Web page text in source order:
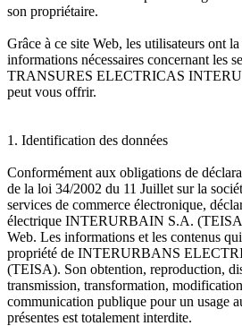
son propriétaire.
Grâce à ce site Web, les utilisateurs ont
informations nécessaires concernant les
TRANSURES ELECTRICAS
peut vous offrir.
1. Identification des données
Conformément aux obligations de
de la loi 34/2002 du 11 Juillet sur la
services de commerce électronique,
électrique INTERURBAIN S.A.
Web. Les informations et les contenus
propriété de INTERURBANS
(TEISA). Son obtention, reproduction,
transmission, transformation,
communication publique pour un usage
présentes est totalement interdite.